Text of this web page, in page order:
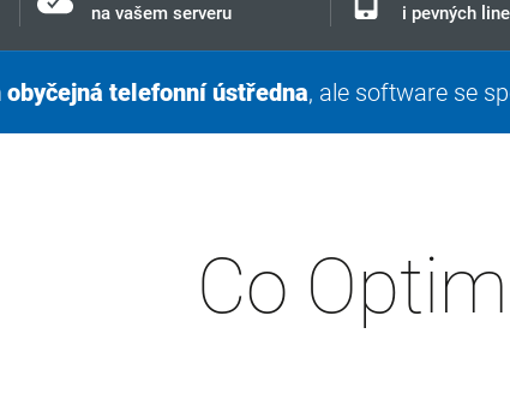
na vašem serveru
i pevných
telefonní ústředna, ale software se
Co